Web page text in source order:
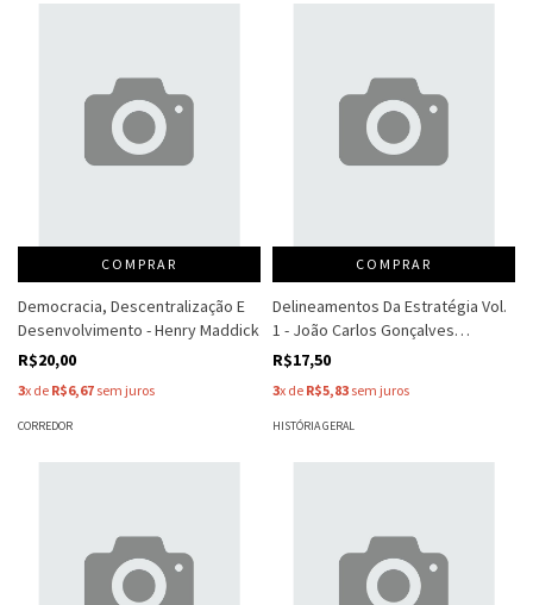
COMPRAR
Democracia, Descentralização E
Desenvolvimento - Henry Maddick
R$20,00
3x de R$6,67 sem juros
CORREDOR
COMPRAR
Delineamentos Da Estratégia Vol.
1 - João Carlos Gonçalves
Caminha
R$17,50
3x de R$5,83 sem juros
HISTÓRIA GERAL